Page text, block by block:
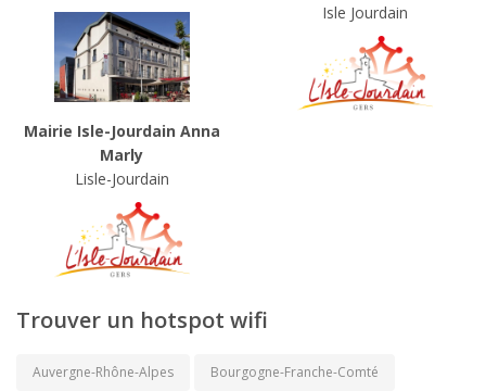
Isle Jourdain
Mairie Isle-Jourdain Anna
Marly
Lisle-Jourdain
Trouver un hotspot wifi
Auvergne-Rhône-Alpes Bourgogne-Franche-Comté